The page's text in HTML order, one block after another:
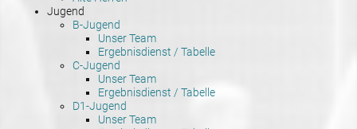
Jugend
B-Jugend
Unser Team
Ergebnisdienst / Tabelle
C-Jugend
Unser Team
Ergebnisdienst / Tabelle
D1-Jugend
Unser Team